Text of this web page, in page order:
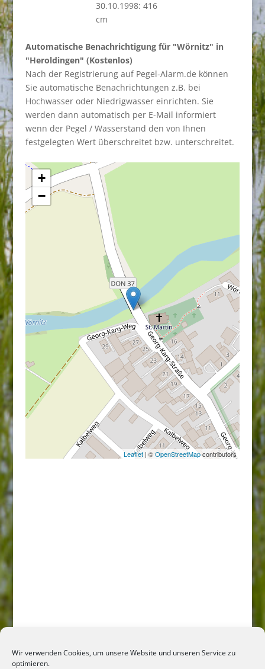
Wir verwenden Cookies, um unsere Website und unseren Service zu
optimieren.
30.10.1998: 416
cm
Automatische Benachrichtigung für "Wörnitz" in
"Heroldingen" (Kostenlos)
Nach der Registrierung auf Pegel-Alarm.de können
Sie automatische Benachrichtungen z.B. bei
Hochwasser oder Niedrigwasser einrichten. Sie
werden dann automatisch per E-Mail informiert
wenn der Pegel / Wasserstand den von Ihnen
festgelegten Wert überschreitet bzw. unterschreitet.
+
−
Leaflet | ©OpenStreetMapcontributors